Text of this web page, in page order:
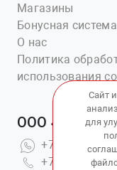
Магазины
Бонусная система
О нас
Политика
использования
ООО
+7(914)703-
+7(423)202-
Сайт
для